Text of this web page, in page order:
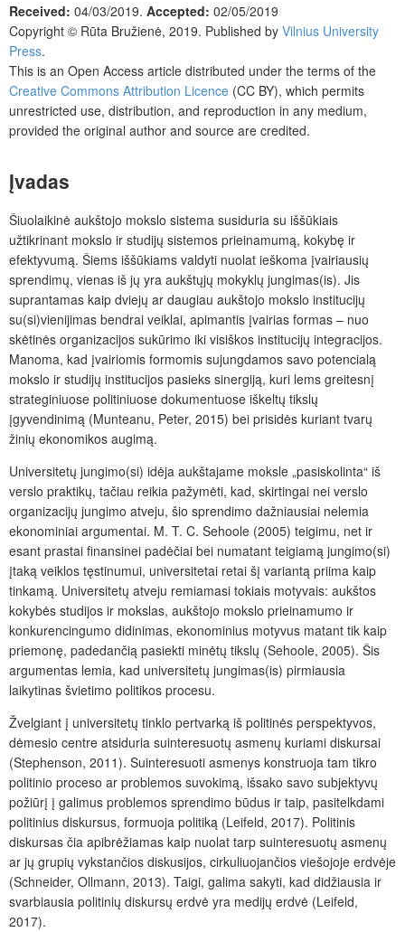
Received: 04/03/2019. Accepted: 02/05/2019
Copyright © Rūta Bružienė, 2019. Published by Vilnius University
Press.
This is an Open Access article distributed under the terms of the
Creative Commons Attribution Licence (CC BY), which permits
unrestricted use, distribution, and reproduction in any medium,
provided the original author and source are credited.
Įvadas
Šiuolaikinė aukštojo mokslo sistema susiduria su iššūkiais
užtikrinant mokslo ir studijų sistemos prieinamumą, kokybę ir
efektyvumą. Šiems iššūkiams valdyti nuolat ieškoma įvairiausių
sprendimų, vienas iš jų yra aukštųjų mokyklų jungimas(is). Jis
suprantamas kaip dviejų ar daugiau aukštojo mokslo institucijų
su(si)vienijimas bendrai veiklai, apimantis įvairias formas – nuo
skėtinės organizacijos sukūrimo iki visiškos institucijų integracijos.
Manoma, kad įvairiomis formomis sujungdamos savo potencialą
mokslo ir studijų institucijos pasieks sinergiją, kuri lems greitesnį
strateginiuose politiniuose dokumentuose iškeltų tikslų
įgyvendinimą (Munteanu, Peter, 2015) bei prisidės kuriant tvarų
žinių ekonomikos augimą.
Universitetų jungimo(si) idėja aukštajame moksle „pasiskolinta“ iš
verslo praktikų, tačiau reikia pažymėti, kad, skirtingai nei verslo
organizacijų jungimo atveju, šio sprendimo dažniausiai nelemia
ekonominiai argumentai. M. T. C. Sehoole (2005) teigimu, net ir
esant prastai finansinei padėčiai bei numatant teigiamą jungimo(si)
įtaką veiklos tęstinumui, universitetai retai šį variantą priima kaip
tinkamą. Universitetų atveju remiamasi tokiais motyvais: aukštos
kokybės studijos ir mokslas, aukštojo mokslo prieinamumo ir
konkurencingumo didinimas, ekonominius motyvus matant tik kaip
priemonę, padedančią pasiekti minėtų tikslų (Sehoole, 2005). Šis
argumentas lemia, kad universitetų jungimas(is) pirmiausia
laikytinas švietimo politikos procesu.
Žvelgiant į universitetų tinklo pertvarką iš politinės perspektyvos,
dėmesio centre atsiduria suinteresuotų asmenų kuriami diskursai
(Stephenson, 2011). Suinteresuoti asmenys konstruoja tam tikro
politinio proceso ar problemos suvokimą, išsako savo sub­jektyvų
požiūrį į galimus problemos sprendimo būdus ir taip, pasitelkdami
politinius diskursus, formuoja politiką (Leifeld, 2017). Politinis
diskursas čia apibrėžiamas kaip nuolat tarp suinteresuotų asmenų
ar jų grupių vykstančios diskusijos, cirkuliuojančios viešojoje erdvėje
(Schneider, Ollmann, 2013). Taigi, galima sakyti, kad didžiausia ir
svarbiausia politinių diskursų erdvė yra medijų erdvė (Leifeld,
2017).